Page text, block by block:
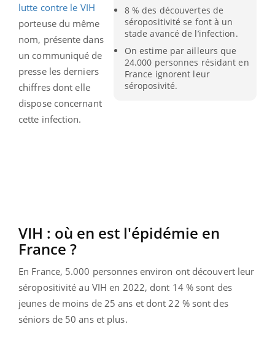
8 % des découvertes de
séropositivité se font à un
stade avancé de l’infection.
On estime par ailleurs que
24.000 personnes résidant en
France ignorent leur
séroposivité.
lutte contre le VIH
porteuse du même
nom, présente dans
un communiqué de
presse les derniers
chiffres dont elle
dispose concernant
cette infection.
VIH : où en est l'épidémie en
France ?
En France, 5.000 personnes environ ont découvert leur
séropositivité au VIH en 2022, dont 14 % sont des
jeunes de moins de 25 ans et dont 22 % sont des
séniors de 50 ans et plus.